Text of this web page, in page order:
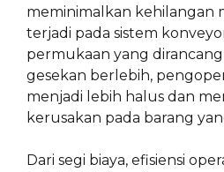
meminimalkan kehilangan
terjadi pada sistem
permukaan yang
gesekan berlebih,
menjadi lebih halus dan
kerusakan pada barang
Dari segi biaya, efisiensi